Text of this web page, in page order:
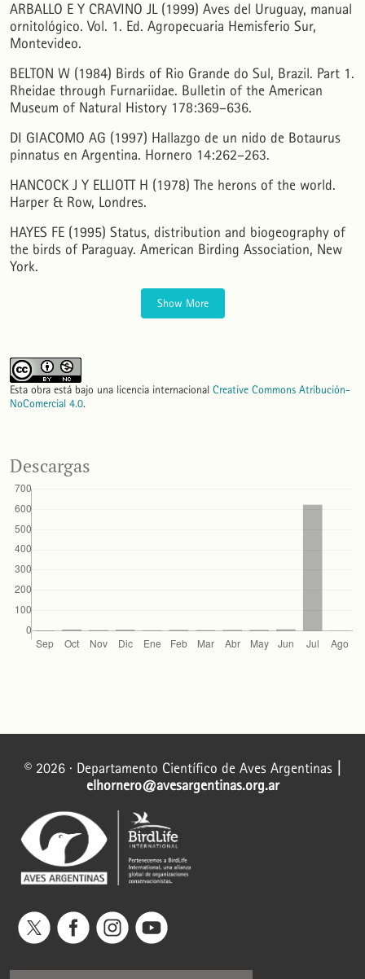
ARBALLO E Y CRAVINO JL (1999) Aves del Uruguay, manual
ornitológico. Vol. 1. Ed. Agropecuaria Hemisferio Sur,
Montevideo.
BELTON W (1984) Birds of Rio Grande do Sul, Brazil. Part 1.
Rheidae through Furnariidae. Bulletin of the American
Museum of Natural History 178:369–636.
DI GIACOMO AG (1997) Hallazgo de un nido de Botaurus
pinnatus en Argentina. Hornero 14:262–263.
HANCOCK J Y ELLIOTT H (1978) The herons of the world.
Harper & Row, Londres.
HAYES FE (1995) Status, distribution and biogeography of
the birds of Paraguay. American Birding Association, New
York.
Show More
Esta obra está bajo una licencia internacional Creative Commons Atribución-
NoComercial 4.0.
Descargas
© 2026 · Departamento Científico de Aves Argentinas
elhornero@avesargentinas.org.ar